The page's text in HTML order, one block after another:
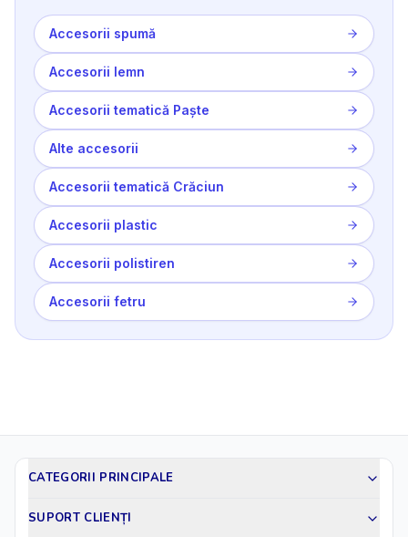
Accesorii spumă
Accesorii lemn
Accesorii tematică Paște
Alte accesorii
Accesorii tematică Crăciun
Accesorii plastic
Accesorii polistiren
Accesorii fetru
CATEGORII PRINCIPALE
SUPORT CLIENȚI